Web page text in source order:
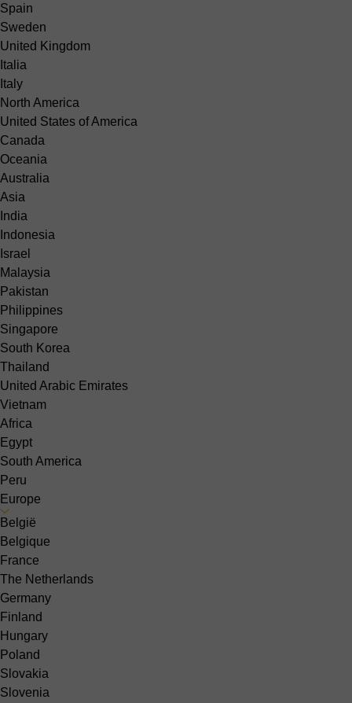
Spain
Sweden
United Kingdom
Italia
Italy
North America
United States of America
Canada
Oceania
Australia
Asia
India
Indonesia
Israel
Malaysia
Pakistan
Philippines
Singapore
South Korea
Thailand
United Arabic Emirates
Vietnam
Africa
Egypt
South America
Peru
Europe
België
Belgique
France
The Netherlands
Germany
Finland
Hungary
Poland
Slovakia
Slovenia